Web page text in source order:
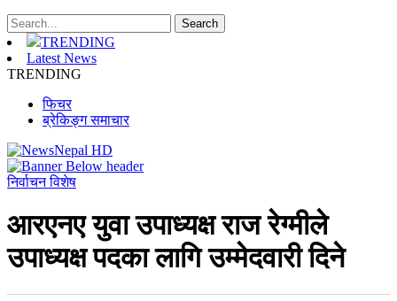
TRENDING
Latest News
TRENDING
फिचर
ब्रेकिङ्ग समाचार
निर्वाचन विशेष
आरएनए युवा उपाध्यक्ष राज रेग्मीले
उपाध्यक्ष पदका लागि उम्मेदवारी दिने